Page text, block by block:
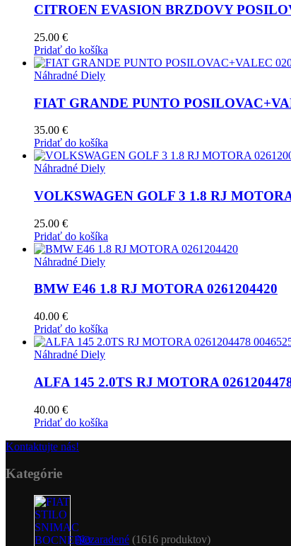
CITROEN EVASION BRZDOVY
25.00 €
Pridať do košíka
Náhradné Diely
FIAT GRANDE PUNTO
35.00 €
Pridať do košíka
Náhradné Diely
VOLKSWAGEN GOLF 3 1.8 RJ MOTORA
25.00 €
Pridať do košíka
Náhradné Diely
BMW E46 1.8 RJ MOTORA 0261204420
40.00 €
Pridať do košíka
Náhradné Diely
ALFA 145 2.0TS RJ MOTORA
40.00 €
Pridať do košíka
Kontaktujte nás!
Kategórie
Nezaradené 1616 produktov